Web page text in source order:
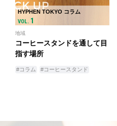
HYPHEN TOKYO コラム
VOL. 1
地域
コーヒースタンドを通して目
指す場所
#コラム #コーヒースタンド